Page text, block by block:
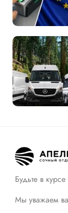
Будьте в
Мы уважаем